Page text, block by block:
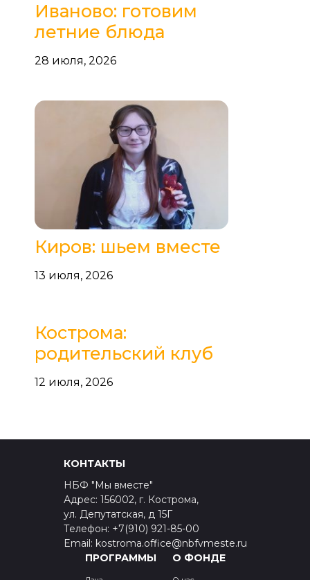
Иваново: готовим
летние блюда
28 июля, 2026
Киров: шьем вместе
13 июля, 2026
Кострома:
родительский клуб
12 июля, 2026
КОНТАКТЫ
НБФ "Мы вместе"
Адрес: 156002, г. Кострома,
ул. Депутатская, д 15Г
Телефон: +7(910) 921-85-00
Email: kostroma.office@nbfvmeste.ru
ПРОГРАММЫ
О ФОНДЕ